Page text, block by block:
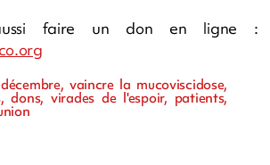
faire un don en ligne :
vaincre la mucoviscidose,
dons, virades de l'espoir, patients,